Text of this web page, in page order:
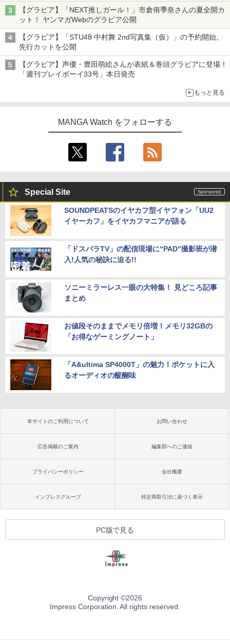
【グラビア】「NEXT推しガール！」市倉侑季奈さんの夏全開カ
ット！ ヤンマガWebのグラビア公開
【グラビア】「STU48 中村舞 2nd写真集（仮）」の予約開始。
先行カットを公開
【グラビア】声優・豊田萌絵さんが表紙＆巻頭グラビアに登場！
「週刊プレイボーイ33号」本日発売
もっと見る
MANGA Watch をフォローする
Special Site
SOUNDPEATSのイヤカフ型イヤフォン「UU2
イヤーカフ」をイヤカフマニアが語る
「ドスパラTV」の配信現場に“PAD”撮影班が潜
入!人気の秘訣に迫る!!
ソニーミラーレス一眼の大特集！ 見どころ記事
まとめ
お値段そのままでメモリ倍増！メモリ32GBの
「お得なゲーミングノート」
「A&ultima SP4000T」の魅力！ポケットに入
るオーディオの醍醐味
本サイトのご利用について お問い合わせ
広告掲載のご案内 編集部へのご連絡
プライバシーポリシー 会社概要
インプレスグループ 特定商取引法に基づく表示
PC版で見る
Copyright ©2026
Impress Corporation. All rights reserved.